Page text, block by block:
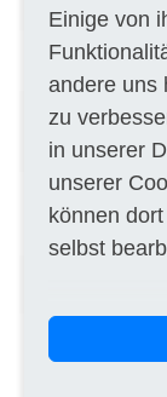
der
Monitoring von
sowie Fische
Durchführung
Erfassung des
im Bereich von
Einige von
andere uns
zu
in unserer
unserer
können
selbst